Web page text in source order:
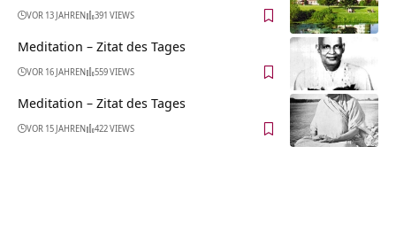
VOR 13 JAHREN 391 VIEWS
Meditation – Zitat des Tages
VOR 16 JAHREN 559 VIEWS
Meditation – Zitat des Tages
VOR 15 JAHREN 422 VIEWS